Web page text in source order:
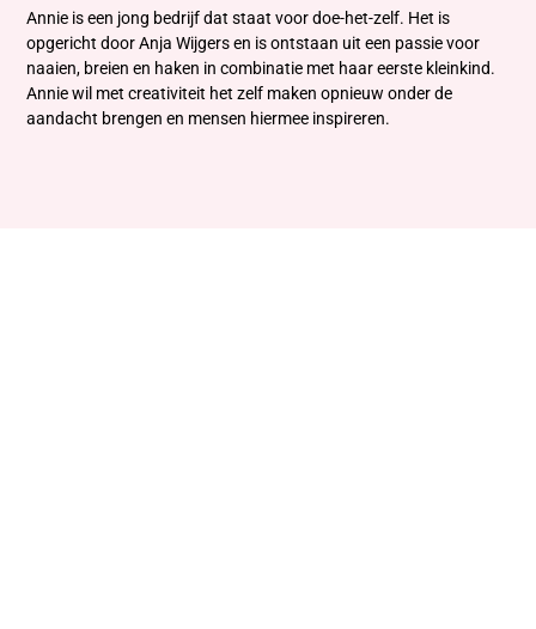
Annie is een jong bedrijf dat staat voor doe-het-zelf. Het is
opgericht door Anja Wijgers en is ontstaan uit een passie voor
naaien, breien en haken in combinatie met haar eerste kleinkind.
Annie wil met creativiteit het zelf maken opnieuw onder de
aandacht brengen en mensen hiermee inspireren.